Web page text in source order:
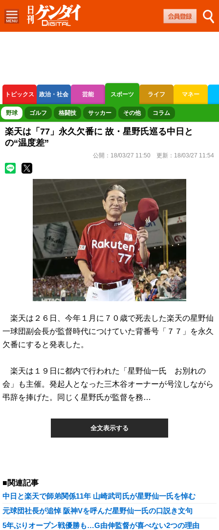
トピックス 政治・社会 芸能 スポーツ ライフ マネー
ボートレース 競輪 オートレース
野球 ゴルフ 格闘技 サッカー その他 コラム
楽天は「77」永久欠番に 故・星野氏巡る中日と
の“温度差”
公開： 18/03/27 11:50 更新： 18/03/27 11:54
楽天は２６日、今年１月に７０歳で死去した楽天の星野仙
一球団副会長が監督時代につけていた背番号「７７」を永久
欠番にすると発表した。
楽天は１９日に都内で行われた「星野仙一氏 お別れの
会」も主催。発起人となった三木谷オーナーが号泣しながら
弔辞を捧げた。同じく星野氏が監督を務…
全文表示する
■関連記事
中日と楽天で師弟関係11年 山崎武司氏が星野仙一氏を悼む
元球団社長が追悼 阪神Vを呼んだ星野仙一氏の口説き文句
5年ぶりオープン戦優勝も…G由伸監督が喜べない2つの理由